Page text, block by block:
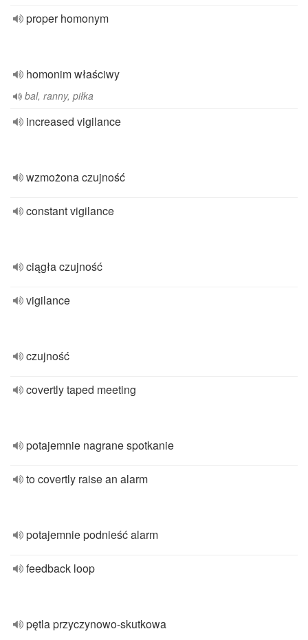
proper homonym
homonim właściwy
bal, ranny, piłka
increased vigilance
wzmożona czujność
constant vigilance
ciągła czujność
vigilance
czujność
covertly taped meeting
potajemnie nagrane spotkanie
to covertly raise an alarm
potajemnie podnieść alarm
feedback loop
pętla przyczynowo-skutkowa